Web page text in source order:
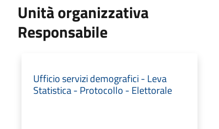
Unità organizzativa
Responsabile
Ufficio servizi demografici - Leva
Statistica - Protocollo - Elettorale